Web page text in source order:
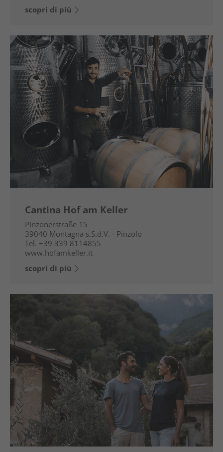
scopri di più
Cantina Hof am Keller
Pinzonerstraße 15
39040 Montagna s.S.d.V. - Pinzolo
Tel. +39 339 8114855
www.hofamkeller.it
scopri di più